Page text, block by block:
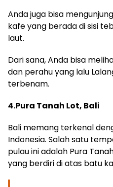
Anda juga bisa
kafe yang berada di sisi
laut.
Dari sana, Anda bisa
dan perahu yang lalu
terbenam.
4.Pura Tanah Lot, Bali
Bali memang terkenal
Indonesia. Salah satu
pulau ini adalah Pura
yang berdiri di atas batu